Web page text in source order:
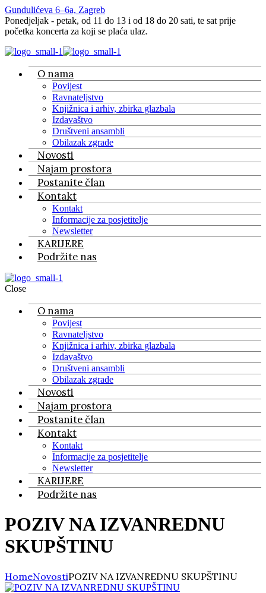
Gundulićeva 6–6a, Zagreb
Ponedjeljak - petak, od 11 do 13 i od 18 do 20 sati, te sat prije
početka koncerta za koji se plaća ulaz.
O nama
Povijest
Ravnateljstvo
Knjižnica i arhiv, zbirka glazbala
Izdavaštvo
Društveni ansambli
Obilazak zgrade
Novosti
Najam prostora
Postanite član
Kontakt
Kontakt
Informacije za posjetitelje
Newsletter
KARIJERE
Podržite nas
Close
O nama
Povijest
Ravnateljstvo
Knjižnica i arhiv, zbirka glazbala
Izdavaštvo
Društveni ansambli
Obilazak zgrade
Novosti
Najam prostora
Postanite član
Kontakt
Kontakt
Informacije za posjetitelje
Newsletter
KARIJERE
Podržite nas
POZIV NA IZVANREDNU
SKUPŠTINU
HomeNovostiPOZIV NA IZVANREDNU SKUPŠTINU